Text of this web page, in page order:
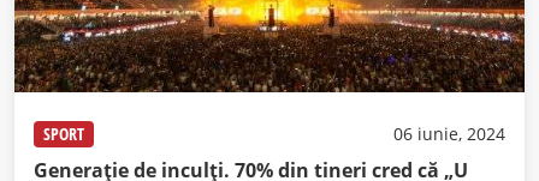
SPORT 06 iunie, 2024
Generație de inculți. 70% din tineri cred că „U